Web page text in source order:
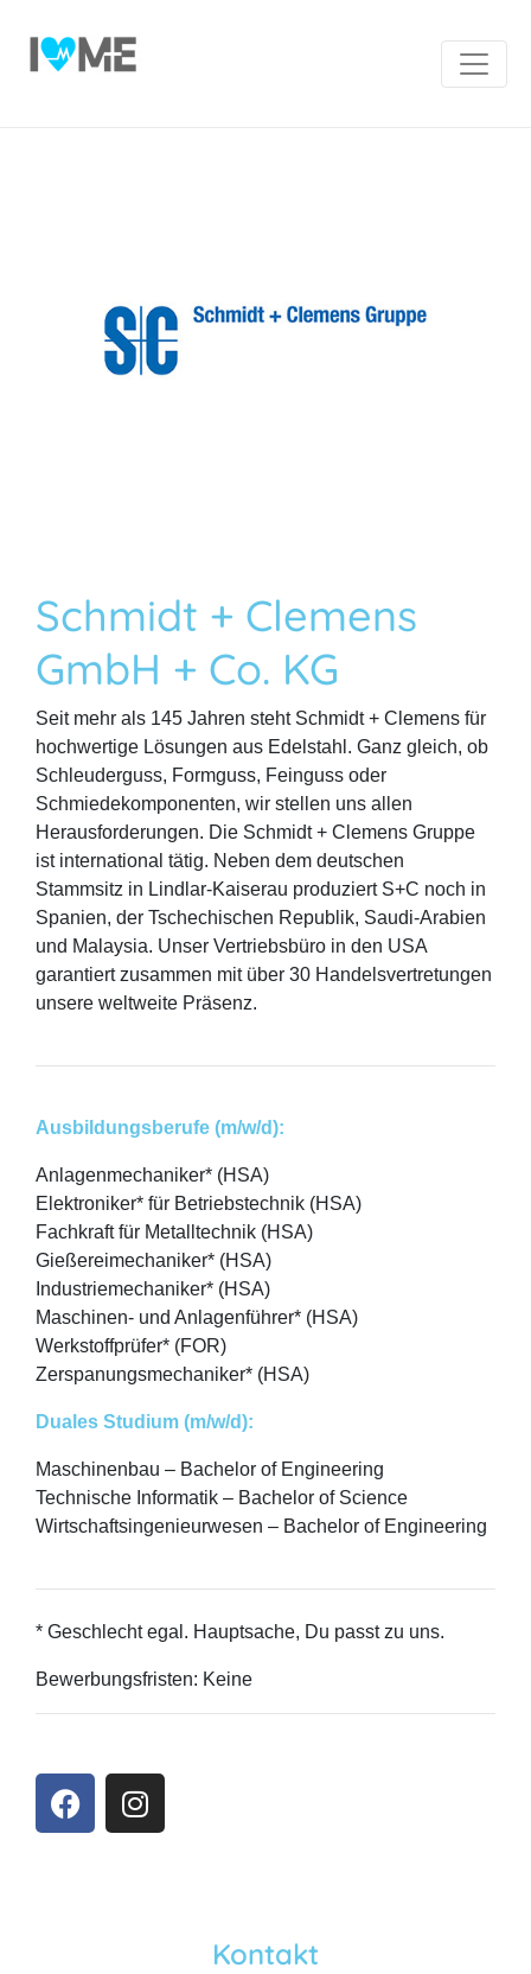
Schmidt + Clemens
GmbH + Co. KG
Seit mehr als 145 Jahren steht Schmidt + Clemens für
hochwertige Lösungen aus Edelstahl. Ganz gleich, ob
Schleuderguss, Formguss, Feinguss oder
Schmiedekomponenten, wir stellen uns allen
Herausforderungen. Die Schmidt + Clemens Gruppe
ist international tätig. Neben dem deutschen
Stammsitz in Lindlar-Kaiserau produziert S+C noch in
Spanien, der Tschechischen Republik, Saudi-Arabien
und Malaysia. Unser Vertriebsbüro in den USA
garantiert zusammen mit über 30 Handelsvertretungen
unsere weltweite Präsenz.
Ausbildungsberufe (m/w/d):
Anlagenmechaniker* (HSA)
Elektroniker* für Betriebstechnik (HSA)
Fachkraft für Metalltechnik (HSA)
Gießereimechaniker* (HSA)
Industriemechaniker* (HSA)
Maschinen- und Anlagenführer* (HSA)
Werkstoffprüfer* (FOR)
Zerspanungsmechaniker* (HSA)
Duales Studium (m/w/d):
Maschinenbau – Bachelor of Engineering
Technische Informatik – Bachelor of Science
Wirtschaftsingenieurwesen – Bachelor of Engineering
* Geschlecht egal. Hauptsache, Du passt zu uns.
Bewerbungsfristen: Keine
Kontakt